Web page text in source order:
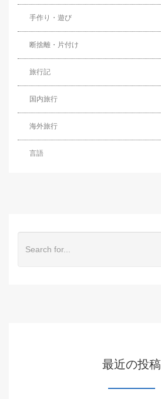
手作り・遊び
断捨離・片付け
旅行記
国内旅行
海外旅行
言語
最近の投稿